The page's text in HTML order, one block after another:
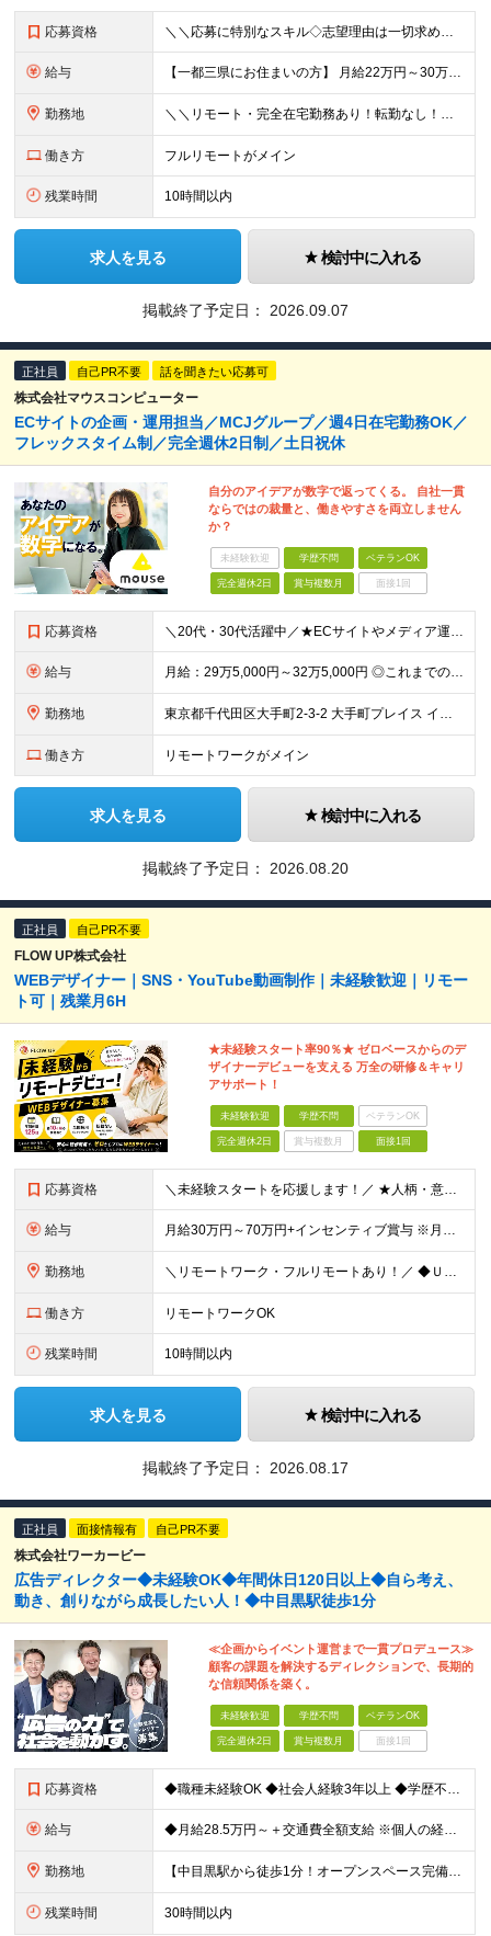
応募資格 ＼＼応募に特別なスキル◇志望理由は一切求めません！／／ 学歴不問◇職種・業種未経験歓迎◇面接は1回のみ！ ☆10名以上の仲間を大募集！ 未経験・第二新卒・はじめての正社員も大歓迎！ 「SNSが好き
給与 【一都三県にお住まいの方】 月給22万円～30万円+インセンティブ ※経験・能力を考慮して決定。経験がある場合は、スキルに応じた月給額でスタートします。 ※上記には固定残業代（10時間分／15,000
勤務地 ＼＼リモート・完全在宅勤務あり！転勤なし！／／ ★47都道府県の好きな地域で働けます◎ ★本社は渋谷駅徒歩5分の好立地です！ □リモート・フルリモートも選択可能です！ └将来的には「お気に入りのカフ
働き方 フルリモートがメイン
残業時間 10時間以内
求人を見る 検討中に入れる
掲載終了予定日： 2026.09.07
正社員 自己PR不要 話を聞きたい応募可
株式会社マウスコンピューター
ECサイトの企画・運用担当／MCJグループ／週4日在宅勤務OK／
フレックスタイム制／完全週休2日制／土日祝休
自分のアイデアが数字で返ってくる。 自社一貫
ならではの裁量と、働きやすさを両立しません
か？
未経験歓迎 学歴不問 ベテランOK
完全週休2日 賞与複数月 面接1回
応募資格 ＼20代・30代活躍中／★ECサイトやメディア運用の経験を活かせる★柔軟な働き方を実現したい方歓迎 【必須条件】 ◎HTML／CSSの基本知識 ◎Webサイトの更新経験 ◎オウンドメディア記事の運用
給与 月給：29万5,000円～32万5,000円 ◎これまでの経験と能力を考慮の上、決定します！ ☆明確な評価制度とキャリア形成 当社では個人の頑張りを反映する明確な評価制度を設けています。将来にわた
勤務地 東京都千代田区大手町2-3-2 大手町プレイス イーストタワー6階
働き方 リモートワークがメイン
求人を見る 検討中に入れる
掲載終了予定日： 2026.08.20
正社員 自己PR不要
FLOW UP株式会社
WEBデザイナー｜SNS・YouTube動画制作｜未経験歓迎｜リモー
ト可｜残業月6H
★未経験スタート率90％★ ゼロベースからのデ
ザイナーデビューを支える 万全の研修＆キャリ
アサポート！
未経験歓迎 学歴不問 ベテランOK
完全週休2日 賞与複数月 面接1回
応募資格 ＼未経験スタートを応援します！／ ★人柄・意欲を重視した採用★ 育成を前提とした採用のため、 「PCに触ったことがほとんどない…」という方の挑戦も歓迎！ ＜例えば…＞ ●やりたいことはあるけど、ス
給与 月給30万円～70万円+インセンティブ賞与 ※月給額は経験・スキルを考慮の上、決定いたします。 【インセンティブについて】 自社サービスを提案し、サービス化した場合、一部の利益をインセンティブとして
勤務地 ＼リモートワーク・フルリモートあり！／ ◆Ｕ・Ｉターン歓迎 ◆転居を伴う転勤はありません。 ◆配属先はお住まいや希望を考慮し決定します。 ◆マイカー通勤OK（駐車場あり／プロジェクトによる） 【本
働き方 リモートワークOK
残業時間 10時間以内
求人を見る 検討中に入れる
掲載終了予定日： 2026.08.17
正社員 面接情報有 自己PR不要
株式会社ワーカービー
広告ディレクター◆未経験OK◆年間休日120日以上◆自ら考え、
動き、創りながら成長したい人！◆中目黒駅徒歩1分
≪企画からイベント運営まで一貫プロデュース≫
顧客の課題を解決するディレクションで、長期的
な信頼関係を築く。
未経験歓迎 学歴不問 ベテランOK
完全週休2日 賞与複数月 面接1回
応募資格 ◆職種未経験OK ◆社会人経験3年以上 ◆学歴不問 ～こんな方大歓迎～ ・ビジネス視点でデザインを考えられる方 ・複数案件を並行するマルチタスクが得意な方 ・自発的にコミュニケーションが取れる方 ・
給与 ◆月給28.5万円～＋交通費全額支給 ※個人の経験や能力を考慮して、金額を決定します ※固定残業代45時間分（月72,000円～）を含む。超過分は別途支給 ※試用期間3ヵ月（社会保険（雇用保険、労働
勤務地 【中目黒駅から徒歩1分！オープンスペース完備｜フリーアドレス制】 ◆本社 東京都目黒区上目黒3-3-14 アサヒ電機朝日生命中目黒ビル8F ┕東急東横線／東京メトロ日比谷線「中目黒駅」から徒歩1分
残業時間 30時間以内